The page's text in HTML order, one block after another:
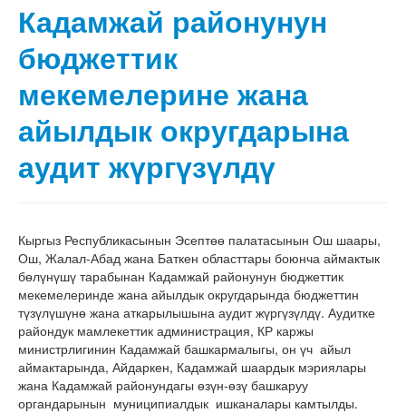
Кадамжай районунун
бюджеттик
мекемелерине жана
айылдык округдарына
аудит жүргүзүлдү
Кыргыз Республикасынын Эсептөө палатасынын Ош шаары,
Ош, Жалал-Абад жана Баткен областтары боюнча аймактык
бөлүнүшү тарабынан Кадамжай районунун бюджеттик
мекемелеринде жана айылдык округдарында бюджеттин
түзүлүшүнө жана аткарылышына аудит жүргүзүлдү. Аудитке
райондук мамлекеттик администрация, КР каржы
министрлигинин Кадамжай башкармалыгы, он үч айыл
аймактарында, Айдаркен, Кадамжай шаардык мэриялары
жана Кадамжай районундагы өзүн-өзү башкаруу
органдарынын муниципиалдык ишканалары камтылды.